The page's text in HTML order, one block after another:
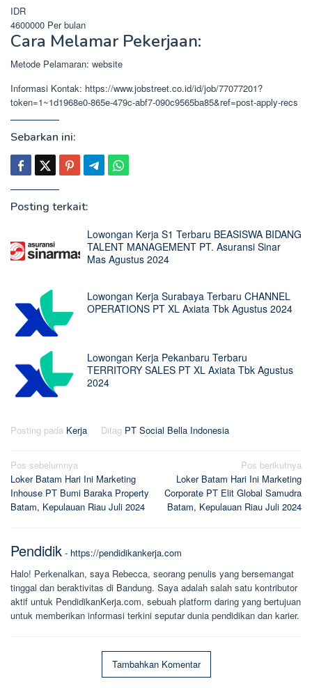
IDR
4600000 Per bulan
Cara Melamar Pekerjaan:
Metode Pelamaran: website
Informasi Kontak: https://www.jobstreet.co.id/id/job/77077201?
token=1~1d1968e0-865e-479c-abf7-090c9565ba85&ref=post-apply-recs
Sebarkan ini:
Posting terkait:
Lowongan Kerja S1 Terbaru BEASISWA BIDANG
TALENT MANAGEMENT PT. Asuransi Sinar
Mas Agustus 2024
Lowongan Kerja Surabaya Terbaru CHANNEL
OPERATIONS PT XL Axiata Tbk Agustus 2024
Lowongan Kerja Pekanbaru Terbaru
TERRITORY SALES PT XL Axiata Tbk Agustus
2024
Posting pada Kerja Ditag PT Social Bella Indonesia
Navigasi
pos
Pos sebelumnya
Loker Batam Hari Ini Marketing
Inhouse PT Bumi Baraka Property
Batam, Kepulauan Riau Juli 2024
Pos berikutnya
Loker Batam Hari Ini Marketing
Corporate PT Elit Global Samudra
Batam, Kepulauan Riau Juli 2024
Pendidik - https://pendidikankerja.com
Halo! Perkenalkan, saya Rebecca, seorang penulis yang bersemangat
tinggal dan beraktivitas di Bandung. Saya adalah salah satu kontributor
aktif untuk PendidikanKerja.com, sebuah platform daring yang bertujuan
untuk memberikan informasi terkini seputar dunia pendidikan dan karier.
Tambahkan Komentar